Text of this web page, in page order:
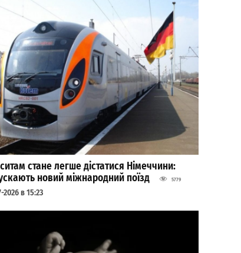
стане легше дістатися Німеччини:
новий міжнародний поїзд
5779
2026 в 15:23